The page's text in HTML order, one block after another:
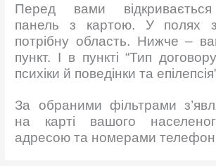
Перед вами відкривається
панель з картою. У полях
потрібну область. Нижче –
пункт. І в пункті “Тип
психіки й поведінки та
За обраними фільтрами
на карті вашого
адресою та номерами